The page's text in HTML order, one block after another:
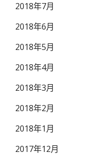
2018年7月
2018年6月
2018年5月
2018年4月
2018年3月
2018年2月
2018年1月
2017年12月